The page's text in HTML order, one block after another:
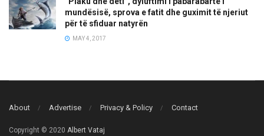
mundësisë, sprova e fatit dhe guximit të njeriut
për të sfiduar natyrën
MAY 4, 2017
About Advertise Privacy & Policy Contact
Copyright © 2020 Albert Vataj